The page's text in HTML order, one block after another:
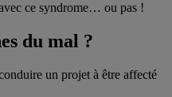
ce syndrome… ou pas !
du mal ?
un projet à être affecté